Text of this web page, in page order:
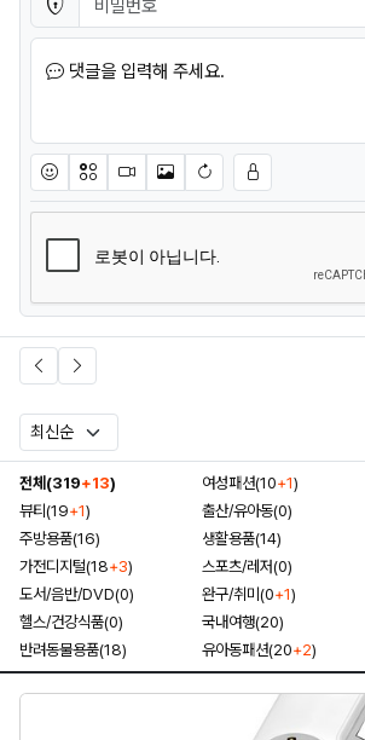
비밀번호 필수
댓글을 입력해 주세요.
이모티콘아이콘동영상이미지새댓글 작성
전체(319+13) 여성패션(10+1)
뷰티(19+1) 출산/유아동(0)
주방용품(16)
생활용품(14)
가전디지털(18+3) 스포츠/레저(0)
도서/음반/DVD(0)
완구/취미(0+1)
헬스/건강식품(0)
국내여행(20)
반려동물용품(18)
유아동패션(20+2)